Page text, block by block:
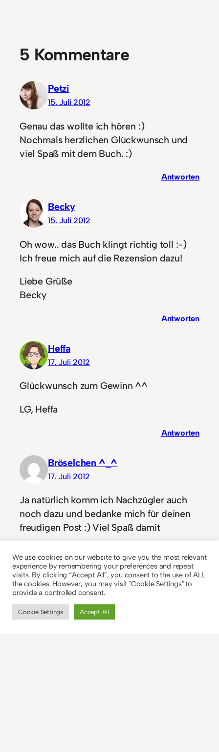
5 Kommentare
Petzi
15. Juli 2012
Genau das wollte ich hören :)
Nochmals herzlichen Glückwunsch und
viel Spaß mit dem Buch. :)
Antworten
Becky
15. Juli 2012
Oh wow.. das Buch klingt richtig toll :-)
Ich freue mich auf die Rezension dazu!
Liebe Grüße
Becky
Antworten
Heffa
17. Juli 2012
Glückwunsch zum Gewinn ^^
LG, Heffa
Antworten
Bröselchen ^_^
17. Juli 2012
Ja natürlich komm ich Nachzügler auch
noch dazu und bedanke mich für deinen
freudigen Post :) Viel Spaß damit
Leselurch
7. August 2012
Herzlichen Glückwunsch! Ich hoffe, du
We use cookies on our website to give you the most relevant
experience by remembering your preferences and repeat
visits. By clicking “Accept All”, you consent to the use of ALL
the cookies. However, you may visit "Cookie Settings" to
provide a controlled consent.
Cookie Settings Accept All